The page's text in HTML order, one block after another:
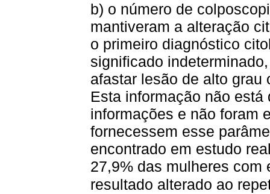
b) o número de
mantiveram a alteração
o primeiro diagnóstico
significado
afastar lesão de alto
Esta informação não
informações e não foram
fornecessem esse
encontrado em estudo
27,9% das mulheres
resultado alterado ao